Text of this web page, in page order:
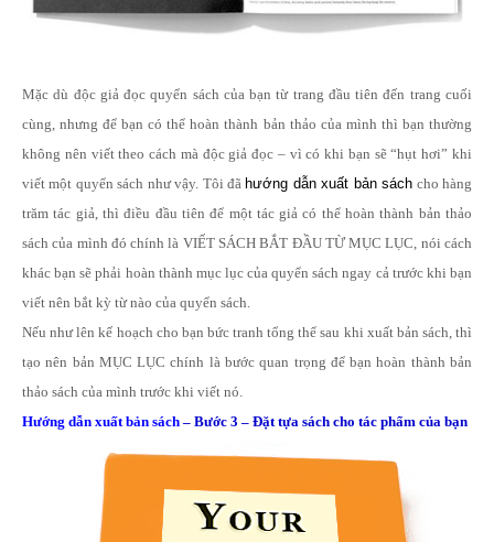
Mặc dù độc giả đọc quyển sách của bạn từ trang đầu tiên đến trang cuối
cùng, nhưng để bạn có thể hoàn thành bản thảo của mình thì bạn thường
không nên viết theo cách mà độc giả đọc – vì có khi bạn sẽ “hụt hơi” khi
viết một quyển sách như vậy. Tôi đã hướng dẫn xuất bản sách cho hàng
trăm tác giả, thì điều đầu tiên để một tác giả có thể hoàn thành bản thảo
sách của mình đó chính là VIẾT SÁCH BẮT ĐẦU TỪ MỤC LỤC, nói cách
khác bạn sẽ phải hoàn thành mục lục của quyển sách ngay cả trước khi bạn
viết nên bắt kỳ từ nào của quyển sách.
Nếu như lên kế hoạch cho bạn bức tranh tổng thể sau khi xuất bản sách, thì
tạo nên bản MỤC LỤC chính là bước quan trọng để bạn hoàn thành bản
thảo sách của mình trước khi viết nó.
Hướng dẫn xuất bản sách – Bước 3 – Đặt tựa sách cho tác phẩm của bạn